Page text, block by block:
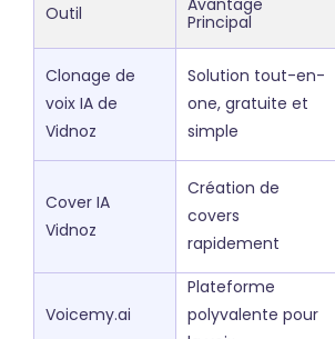
Outil
Principal
Clonage de
voix IA de
Vidnoz
Solution tout-en-
one, gratuite et
simple
Cover IA
Vidnoz
Création de
covers
rapidement
Voicemy.ai
Plateforme
polyvalente pour